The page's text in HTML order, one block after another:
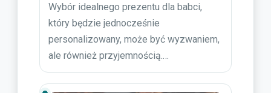
Wybór idealnego prezentu dla babci,
który będzie jednocześnie
personalizowany, może być wyzwaniem,
ale również przyjemnością.…